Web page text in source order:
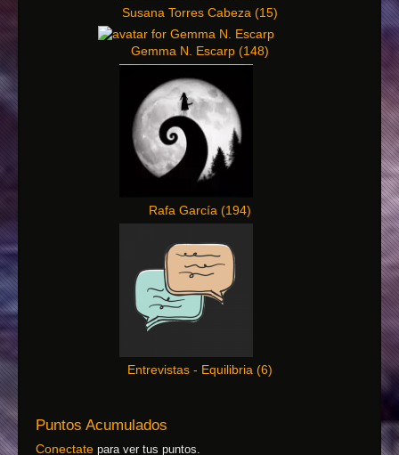
Susana Torres Cabeza (15)
Gemma N. Escarp (148)
Rafa García (194)
Entrevistas - Equilibria (6)
Puntos Acumulados
Conectate para ver tus puntos.